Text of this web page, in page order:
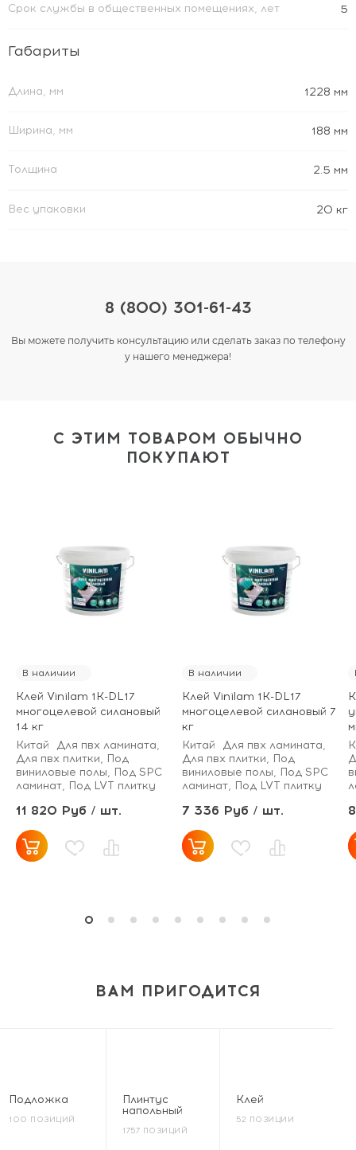
Срок службы в общественных помещениях, лет 5
Габариты
Длина, мм 1228 мм
Ширина, мм 188 мм
Толщина 2.5 мм
Вес упаковки 20 кг
8 (800) 301-61-43
Вы можете получить консультацию или сделать заказ по телефону
у нашего менеджера!
С ЭТИМ ТОВАРОМ ОБЫЧНО
ПОКУПАЮТ
В наличии
Клей Vinilam 1K-DL17
многоцелевой силановый
14 кг
Китай
Для пвх ламината,
Для пвх плитки, Под
виниловые полы, Под SPC
ламинат, Под LVT плитку
11 820 Руб / шт.
В наличии
Клей Vinilam 1K-DL17
многоцелевой силановый 7
кг
Китай
Для пвх ламината,
Для пвх плитки, Под
виниловые полы, Под SPC
ламинат, Под LVT плитку
7 336 Руб / шт.
ВАМ ПРИГОДИТСЯ
Подложка
100 ПОЗИЦИЙ
Плинтус
напольный
1757 ПОЗИЦИЙ
Клей
52 ПОЗИЦИИ